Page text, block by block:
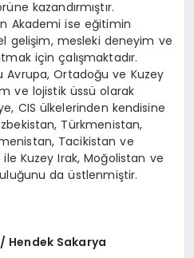
kazandırmıştır.
Akademi ise eğitimin
gelişim, mesleki deneyim ve
için çalışmaktadır.
Avrupa, Ortadoğu ve Kuzey
ve lojistik üssü olarak
CIS ülkelerinden kendisine
Türkmenistan,
Tacikistan ve
Kuzey Irak, Moğolistan ve
da üstlenmiştir.
Hendek Sakarya